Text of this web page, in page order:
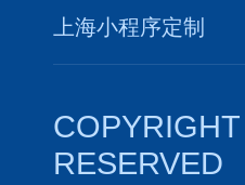
上海小程序定制
RESERVED